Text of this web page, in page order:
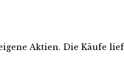
Aktien. Die